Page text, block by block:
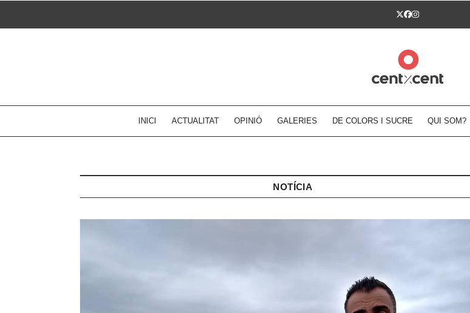
Twitter
Facebook
Instagram
INICI ACTUALITAT OPINIÓ GALERIES DE COLORS I SUCRE QUI SOM?
NOTÍCIA